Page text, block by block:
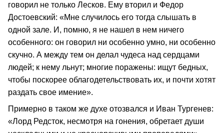
говорил не только Лесков. Ему вторил и Федор
Достоевский: «Мне случилось его тогда слышать в
одной зале. И, помню, я не нашел в нем ничего
особенного: он говорил ни особенно умно, ни особенно
скучно. А между тем он делал чудеса над сердцами
людей; к нему льнут; многие поражены: ищут бедных,
чтобы поскорее облагодетельствовать их, и почти хотят
раздать свое имение».
Примерно в таком же духе отозвался и Иван Тургенев:
«Лорд Редсток, несмотря на гонения, обретает души